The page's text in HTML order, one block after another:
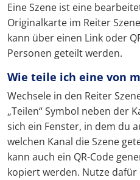
Eine Szene ist eine
Originalkarte im Reiter
kann über einen Link oder
Personen geteilt werden.
Wie teile ich eine von
Wechsele in den Reiter
„Teilen“ Symbol neben der
sich ein Fenster, in dem du
welchen Kanal die Szene
kann auch ein QR-Code
kopiert werden. Nutze